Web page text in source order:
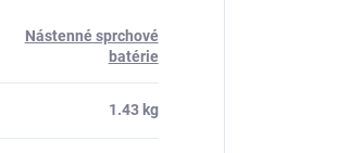
Nástenné sprchové
batérie
1.43 kg